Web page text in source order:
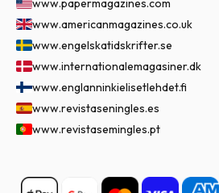
www.papermagazines.com
www.americanmagazines.co.uk
www.engelskatidskrifter.se
www.internationalemagasiner.dk
www.englanninkielisetlehdet.fi
www.revistaseningles.es
www.revistasemingles.pt